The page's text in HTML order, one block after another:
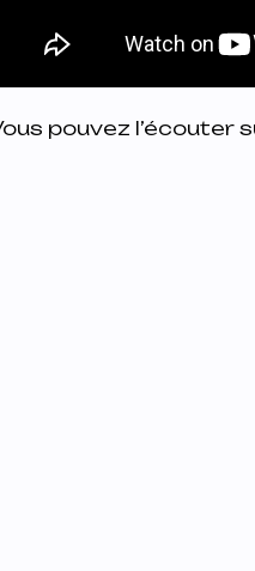
pouvez l’écouter